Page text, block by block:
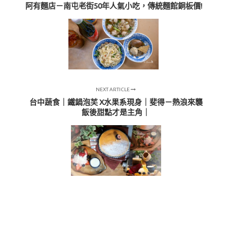
阿有麵店－南屯老街50年人氣小吃，傳統麵館銅板價!
NEXT ARTICLE
台中蔬食｜鐵鍋泡芙 X水果系現身｜斐得－熱浪來襲
飯後甜點才是主角｜